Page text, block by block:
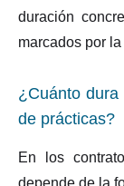
duración
marcados por
¿Cuánto
de prácticas?
En los